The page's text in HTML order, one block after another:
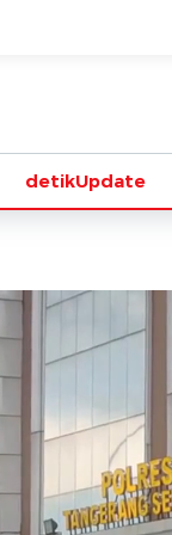
detikUpdate